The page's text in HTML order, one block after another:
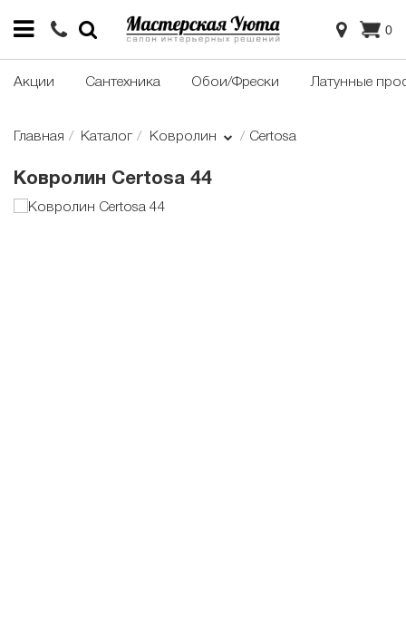
0
Акции Сантехника Обои/Фрески Латунные
Главная Каталог Ковролин Certosa
Ковролин Certosa 44